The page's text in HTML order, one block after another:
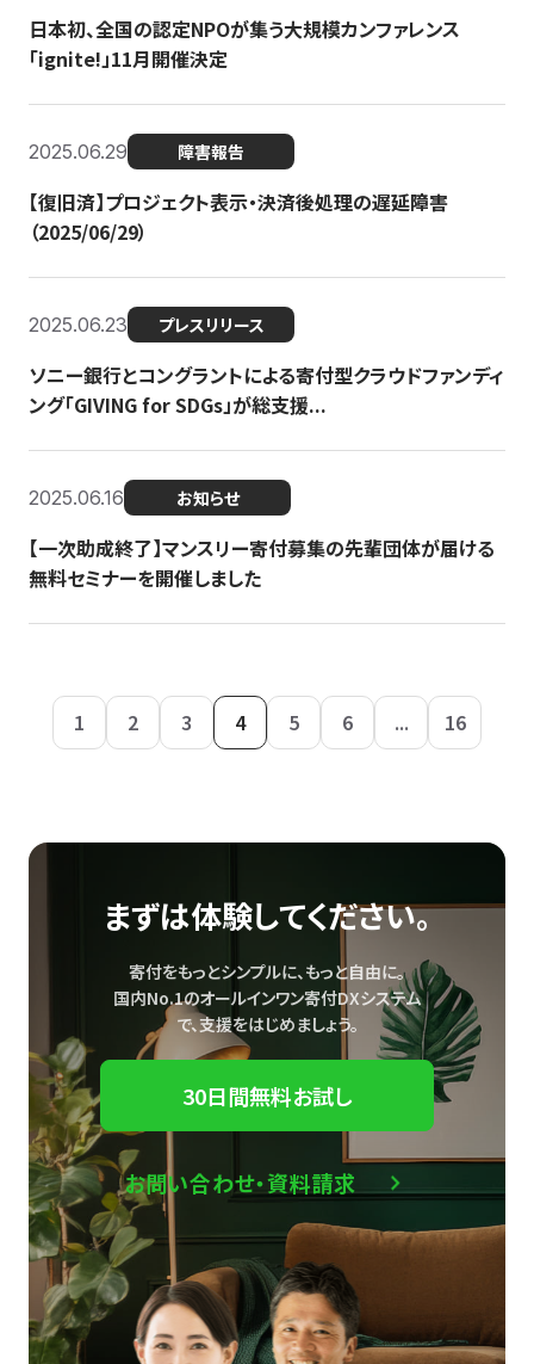
日本初、全国の認定NPOが集う大規模カンファレンス
「ignite!」11月開催決定
2025.06.29 障害報告
【復旧済】プロジェクト表示・決済後処理の遅延障害
（2025/06/29）
2025.06.23 プレスリリース
ソニー銀行とコングラントによる寄付型クラウドファンディ
ング「GIVING for SDGs」が総支援...
2025.06.16 お知らせ
【一次助成終了】マンスリー寄付募集の先輩団体が届ける
無料セミナーを開催しました
1 2 3 4 5 6 ... 16
まずは体験してください。
寄付をもっとシンプルに、もっと自由に。
国内No.1のオールインワン寄付DXシステム
で、支援をはじめましょう。
30日間無料お試し
お問い合わせ・資料請求